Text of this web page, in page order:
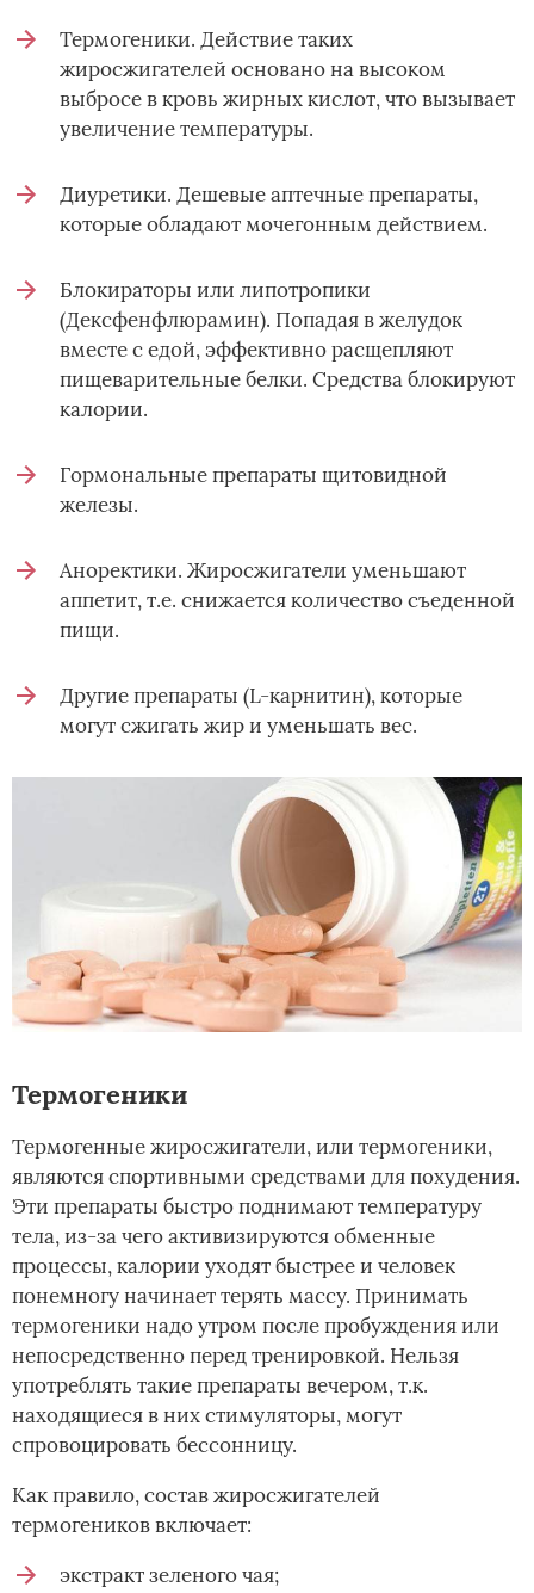
Термогеники. Действие таких
жиросжигателей основано на высоком
выбросе в кровь жирных кислот, что вызывает
увеличение температуры.
Диуретики. Дешевые аптечные препараты,
которые обладают мочегонным действием.
Блокираторы или липотропики
(Дексфенфлюрамин). Попадая в желудок
вместе с едой, эффективно расщепляют
пищеварительные белки. Средства блокируют
калории.
Гормональные препараты щитовидной
железы.
Аноректики. Жиросжигатели уменьшают
аппетит, т.е. снижается количество съеденной
пищи.
Другие препараты (L-карнитин), которые
могут сжигать жир и уменьшать вес.
Термогеники
Термогенные жиросжигатели, или термогеники,
являются спортивными средствами для похудения.
Эти препараты быстро поднимают температуру
тела, из-за чего активизируются обменные
процессы, калории уходят быстрее и человек
понемногу начинает терять массу. Принимать
термогеники надо утром после пробуждения или
непосредственно перед тренировкой. Нельзя
употреблять такие препараты вечером, т.к.
находящиеся в них стимуляторы, могут
спровоцировать бессонницу.
Как правило, состав жиросжигателей
термогеников включает:
экстракт зеленого чая;